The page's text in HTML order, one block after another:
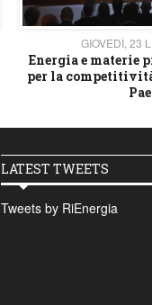
GIOVEDÌ, 23
Energia e materie
per la
LATEST TWEETS
Tweets by RiEnergia